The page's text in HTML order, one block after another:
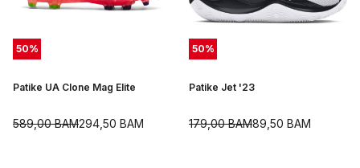
50%
Patike UA Clone Mag Elite
294,50 BAM
589,00BAM
50%
Patike Jet '23
89,50 BAM
179,00BAM